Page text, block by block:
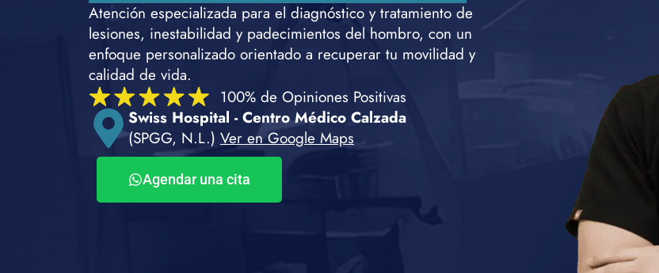
Atención especializada para el diagnóstico y tratamiento de
lesiones, inestabilidad y padecimientos del hombro, con un
enfoque personalizado orientado a recuperar tu movilidad y
calidad de vida.
100% de Opiniones Positivas
Swiss Hospital - Centro Médico Calzada
(SPGG, N.L.) Ver en Google Maps
Agendar una cita